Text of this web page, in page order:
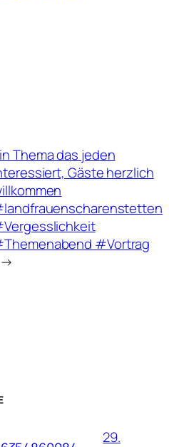
Thema das jeden
Gäste herzlich
#Vortrag
→
29.